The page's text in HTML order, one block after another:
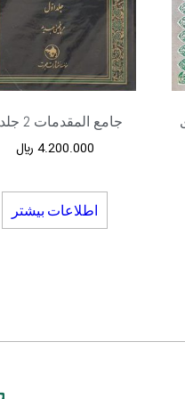
جامع المقدمات 2 جلدی
4.200.000 ﷼
اطلاعات بیشتر